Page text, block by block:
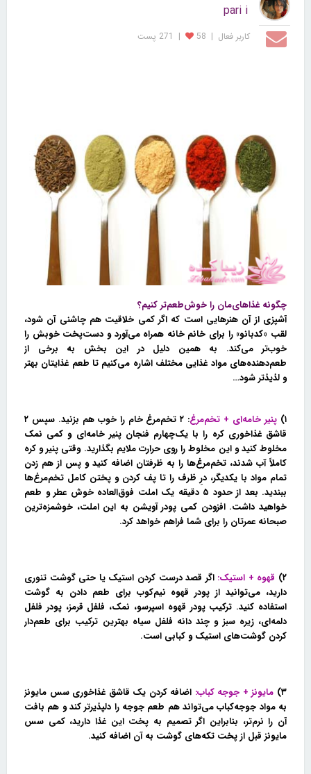
pari i
کاربر فعال |
58
| 271 پست
چگونه غذاهای‌مان را خوش‌طعم‌تر کنیم؟
آشپزی از آن هنرهایی است که اگر کمی خلاقیت هم چاشنی آن شود،
لقب «کدبانو» را برای خانم خانه همراه می‌آورد و دست‌پخت خوبش را
خوب‌تر می‌کند. به همین دلیل در این بخش به برخی از
طعم‌دهنده‌های مواد غذایی مختلف اشاره می‌کنیم تا طعم غذایتان بهتر
و لذیذتر شود…
۱) پنیر خامه‌ای + تخم‌مرغ:
۲ تخم‌مرغ خام را خوب هم بزنید. سپس ۲
قاشق غذاخوری کره را با یک‌چهارم فنجان پنیر خامه‌ای و کمی نمک
مخلوط کنید و این مخلوط را روی حرارت ملایم بگذارید. وقتی پنیر و کره
کاملاً آب شدند، تخم‌مرغ‌ها را به ظرفتان اضافه کنید و پس از هم زدن
تمام مواد با یکدیگر، درِ ظرف را تا پف کردن و پختن کامل تخم‌مرغ‌ها
ببندید. بعد از حدود ۵ دقیقه یک املت فوق‌العاده خوش عطر و طعم
خواهید داشت. افزودن کمی پودر آویشن به این املت، خوشمزه‌ترین
صبحانه عمرتان را برای شما فراهم خواهد کرد.
۲) قهوه + استیک: اگر قصد درست کردن استیک یا حتی گوشت تنوری
دارید، می‌توانید از پودر قهوه نیم‌کوب برای طعم دادن به گوشت
استفاده کنید. ترکیب پودر قهوه اسپرسو، نمک، فلفل قرمز، پودر فلفل
دلمه‌ای، زیره سبز و چند دانه فلفل سیاه بهترین ترکیب برای طعم‌دار
کردن گوشت‌های استیک و کبابی است.
۳) مایونز + جوجه کباب: اضافه کردن یک قاشق غذاخوری سس مایونز
به مواد جوجه‌کباب می‌تواند هم طعم جوجه را دلپذیرتر کند و هم بافت
آن را نرم‌تر، بنابراین اگر تصمیم به پخت این غذا دارید، کمی سس
مایونز قبل از پخت تکه‌های گوشت به آن اضافه کنید.